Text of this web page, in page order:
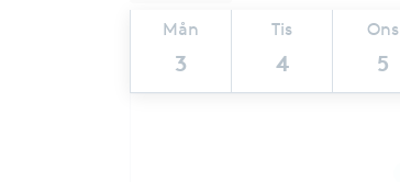
Mån
3
Tis
4
Ons
5